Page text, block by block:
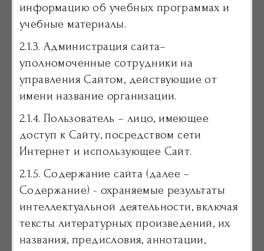
информацию об учебных программах и
учебные материалы.
2.1.3. Администрация сайта–
уполномоченные сотрудники на
управления Сайтом, действующие от
имени название организации.
2.1.4. Пользователь – лицо, имеющее
доступ к Сайту, посредством сети
Интернет и использующее Сайт.
2.1.5. Содержание сайта (далее –
Содержание) - охраняемые результаты
интеллектуальной деятельности, включая
тексты литературных произведений, их
названия, предисловия, аннотации,